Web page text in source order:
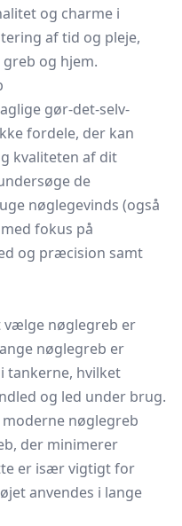
og charme i
af tid og pleje,
og hjem.
gør-det-selv-
fordele, der kan
kvaliteten af dit
de
nøglegevinds (også
fokus på
og præcision samt
nøglegreb er
nøglegreb er
tankerne, hvilket
og led under brug.
moderne nøglegreb
der minimerer
er især vigtigt for
anvendes i lange